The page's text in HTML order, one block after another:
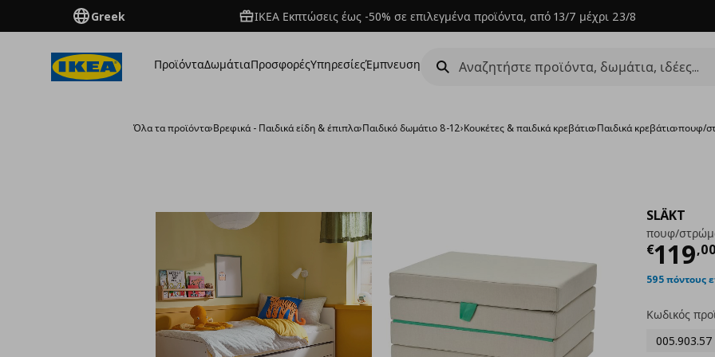
Greek ΙΚΕΑ Εκπτώσεις έως -50% σε επιλεγμένα προϊόντα, από 13/7 μέχρι 23/8
ΠροϊόνταΔωμάτιαΠροσφορέςΥπηρεσίεςΈμπνευση
Όλα τα προϊόντα›Βρεφικά - Παιδικά είδη & έπιπλα›Παιδικό δωμάτιο 8-12›Κουκέτες & παιδικά κρεβάτια›Παιδικά κρεβάτια›πουφ/
SLÄKT
πουφ/
€119,00
595 πόντους
Κωδικός
005.903.57